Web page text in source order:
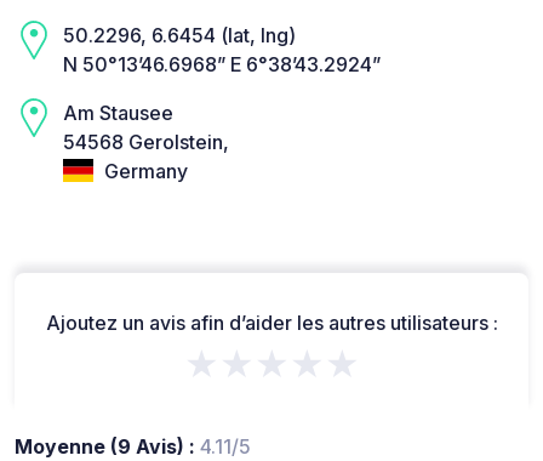
50.2296, 6.6454 (lat, lng)
N 50°13’46.6968” E 6°38’43.2924”
Am Stausee
54568 Gerolstein,
Germany
Ajoutez un avis afin d’aider les autres utilisateurs :
★★★★★
Moyenne (9 Avis) : 4.11/5